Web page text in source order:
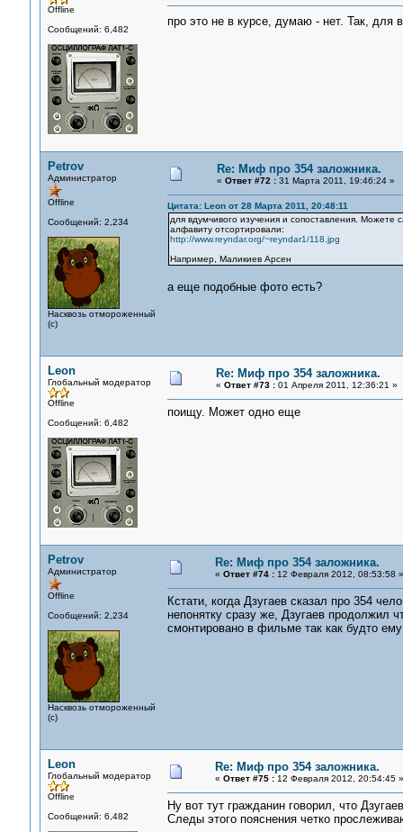
Offline
Сообщений: 6,482
про это не в курсе, думаю - нет. Так, для
Petrov
Администратор
Offline
Сообщений: 2,234
Насквозь отмороженный
(с)
Re: Миф про 354 заложника.
« Ответ #72 :31 Марта 2011, 19:46:24 »
Цитата: Leon от 28 Марта 2011, 20:48:11
для вдумчивого изучения и сопоставления. Можете
алфавиту отсортировали:
http://www.reyndar.org/~reyndar1/118.jpg
Например, Маликиев Арсен
а еще подобные фото есть?
Leon
Глобальный модератор
Offline
Сообщений: 6,482
Re: Миф про 354 заложника.
« Ответ #73 :01 Апреля 2011, 12:36:21 »
поищу. Может одно еще
Petrov
Администратор
Offline
Сообщений: 2,234
Насквозь отмороженный
(с)
Re: Миф про 354 заложника.
« Ответ #74 :12 Февраля 2012, 08:53:58 »
Кстати, когда Дзугаев сказал про 354
непонятку сразу же, Дзугаев продолжил
смонтировано в фильме так как будто
Leon
Глобальный модератор
Offline
Сообщений: 6,482
Re: Миф про 354 заложника.
« Ответ #75 :12 Февраля 2012, 20:54:45 »
Ну вот тут гражданин говорил, что
Следы этого пояснения четко